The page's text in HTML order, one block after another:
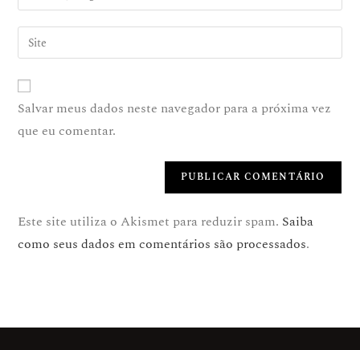
Salvar meus dados neste navegador para a próxima vez
que eu comentar.
Este site utiliza o Akismet para reduzir spam. Saiba
como seus dados em comentários são processados.